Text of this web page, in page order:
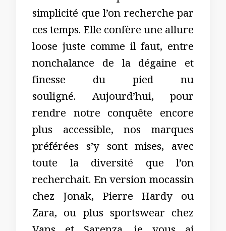
simplicité que l’on recherche par
ces temps. Elle confère une allure
loose juste comme il faut, entre
nonchalance de la dégaine et
finesse du pied nu
souligné. Aujourd’hui, pour
rendre notre conquête encore
plus accessible, nos marques
préférées s’y sont mises, avec
toute la diversité que l’on
recherchait. En version mocassin
chez Jonak, Pierre Hardy ou
Zara, ou plus sportswear chez